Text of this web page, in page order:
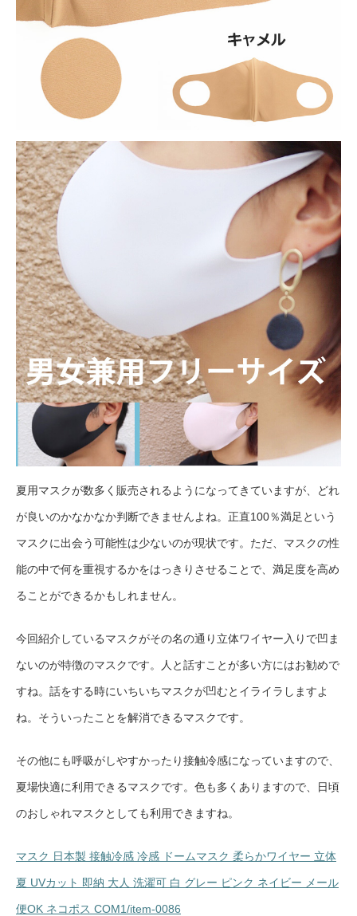
夏用マスクが数多く販売されるようになってきていますが、どれ
が良いのかなかなか判断できませんよね。正直100％満足という
マスクに出会う可能性は少ないのが現状です。ただ、マスクの性
能の中で何を重視するかをはっきりさせることで、満足度を高め
ることができるかもしれません。
今回紹介しているマスクがその名の通り立体ワイヤー入りで凹ま
ないのが特徴のマスクです。人と話すことが多い方にはお勧めで
すね。話をする時にいちいちマスクが凹むとイライラしますよ
ね。そういったことを解消できるマスクです。
その他にも呼吸がしやすかったり接触冷感になっていますので、
夏場快適に利用できるマスクです。色も多くありますので、日頃
のおしゃれマスクとしても利用できますね。
マスク 日本製 接触冷感 冷感 ドームマスク 柔らかワイヤー 立体
夏 UVカット 即納 大人 洗濯可 白 グレー ピンク ネイビー メール
便OK ネコポス COM1/item-0086